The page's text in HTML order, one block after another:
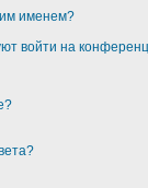
именем?
войти на